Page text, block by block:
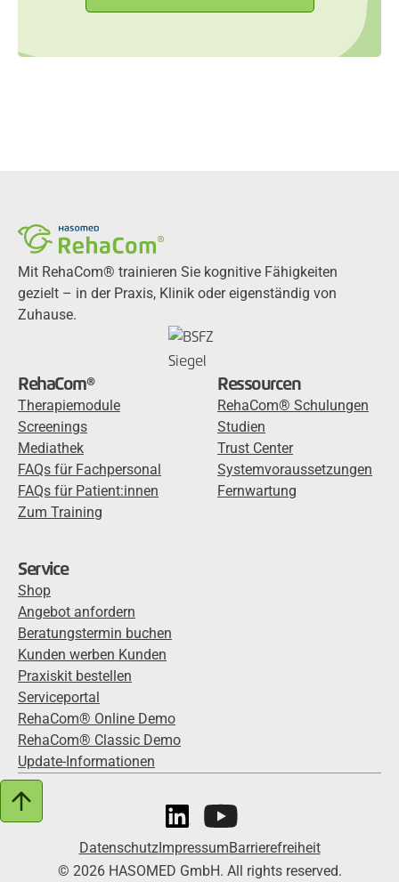
Mit RehaCom® trainieren Sie kognitive Fähigkeiten
gezielt – in der Praxis, Klinik oder eigenständig von
Zuhause.
RehaCom®
Therapiemodule
Screenings
Mediathek
FAQs für Fachpersonal
FAQs für Patient:innen
Zum Training
Ressourcen
RehaCom® Schulungen
Studien
Trust Center
Systemvoraussetzungen
Fernwartung
Service
Shop
Angebot anfordern
Beratungstermin buchen
Kunden werben Kunden
Praxiskit bestellen
Serviceportal
RehaCom® Online Demo
RehaCom® Classic Demo
Update-Informationen
© 2026 HASOMED GmbH. All rights reserved.
DatenschutzImpressumBarrierefreiheit